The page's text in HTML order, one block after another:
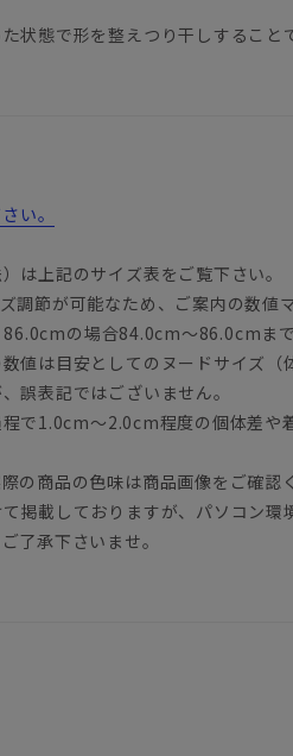
状態で形を整えつり干しすること
い。
は上記のサイズ表をご覧下さい。
調節が可能なため、ご案内の数値
の場合84.0cm～86.0cmまで
値は目安としてのヌードサイズ（
誤表記ではございません。
で1.0cm～2.0cm程度の個体差や
商品の色味は商品画像をご確認
掲載しておりますが、パソコン環
了承下さいませ。